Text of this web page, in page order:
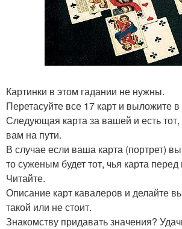
Картинки в этом гадании не нужны.
Перетасуйте все 17 карт и выложите
Следующая карта за вашей и есть тот,
вам на пути.
В случае если ваша карта (портрет)
то суженым будет тот, чья карта
Читайте.
Описание карт кавалеров и делайте
такой или не стоит.
Знакомству придавать значения?